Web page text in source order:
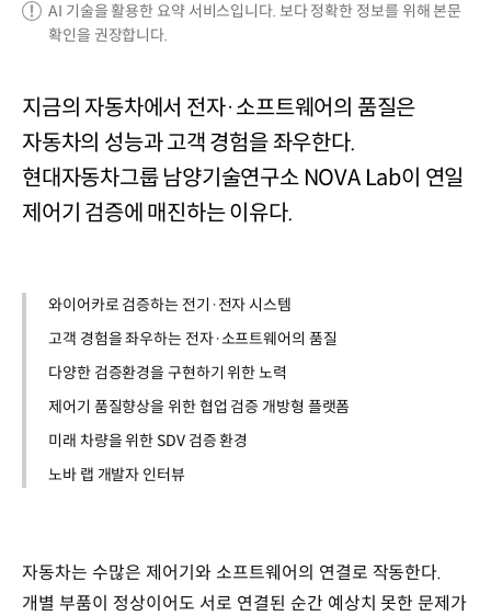
AI 기술을 활용한 요약 서비스입니다. 보다 정확한 정보를 위해 본문
확인을 권장합니다.
지금의 자동차에서 전자·소프트웨어의 품질은
자동차의 성능과 고객 경험을 좌우한다.
현대자동차그룹 남양기술연구소 NOVA Lab이 연일
제어기 검증에 매진하는 이유다.
와이어카로 검증하는 전기·전자 시스템
고객 경험을 좌우하는 전자·소프트웨어의 품질
다양한 검증환경을 구현하기 위한 노력
제어기 품질향상을 위한 협업 검증 개방형 플랫폼
미래 차량을 위한 SDV 검증 환경
노바 랩 개발자 인터뷰
자동차는 수많은 제어기와 소프트웨어의 연결로 작동한다.
개별 부품이 정상이어도 서로 연결된 순간 예상치 못한 문제가